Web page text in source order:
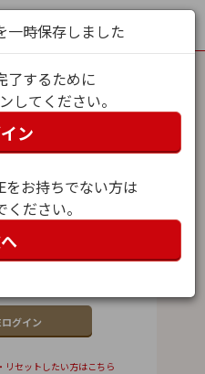
リセットしたい方はこちら
一時保存しました
了するために
してください。
ン
をお持ちでない方は
ださい。